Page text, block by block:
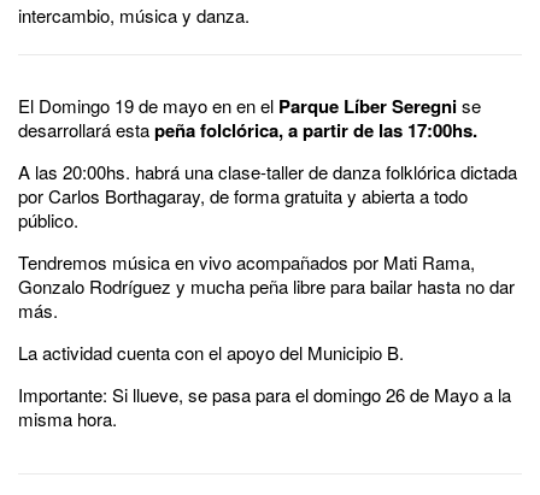
intercambio, música y danza.
El Domingo 19 de mayo en en el Parque Líber Seregnise
desarrollará estapeña folclórica, a partir de las 17:00hs.
A las 20:00hs. habrá una clase-taller de danza folklórica dictada
por Carlos Borthagaray, de forma gratuita y abierta a todo
público.
Tendremos música en vivo acompañados por Mati Rama,
Gonzalo Rodríguez y mucha peña libre para bailar hasta no dar
más.
La actividad cuenta con el apoyo del Municipio B.
Importante: Si llueve, se pasa para el domingo 26 de Mayo a la
misma hora.